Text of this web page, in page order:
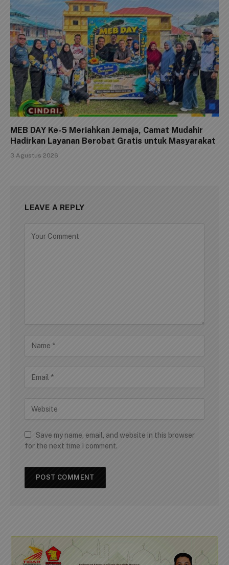
MEB DAY Ke-5 Meriahkan Jemaja, Camat Mudahir
Hadirkan Layanan Berobat Gratis untuk Masyarakat
3 Agustus 2026
LEAVE A REPLY
Save my name, email, and website in this browser
for the next time I comment.